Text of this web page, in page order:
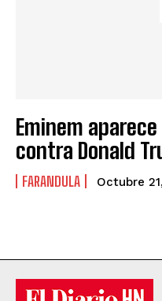
Eminem
contra Donald
FARANDULA Octubre